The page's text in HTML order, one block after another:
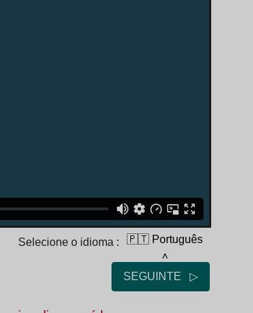
Selecione o idioma :
🇵🇹 Português
˄
SEGUINTE ▷